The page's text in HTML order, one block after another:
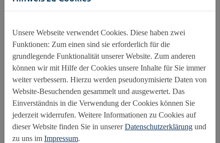
geschrieben!
Auch wenn die Rechte von Kindern auf Schutz, Befähigung
und Teilhabe gleichermaßen wichtig sind und nicht
gegeneinander priorisiert werden sollten, liegt der
Schwerpunkt der Sessions am zweiten Tag des IGF 2025 auf
dem Kinderschutz.
26.06.2025
Unsere Webseite verwendet Cookies. Diese haben zwei
Funktionen: Zum einen sind sie erforderlich für die
grundlegende Funktionalität unserer Website. Zum anderen
können wir mit Hilfe der Cookies unsere Inhalte für Sie immer
weiter verbessern. Hierzu werden pseudonymisierte Daten von
Website-Besuchenden gesammelt und ausgewertet. Das
Einverständnis in die Verwendung der Cookies können Sie
jederzeit widerrufen. Weitere Informationen zu Cookies auf
dieser Website finden Sie in unsererDatenschutzerklärung und
zu uns im Impressum.